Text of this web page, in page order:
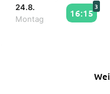
24.8.
Montag
16:15
3